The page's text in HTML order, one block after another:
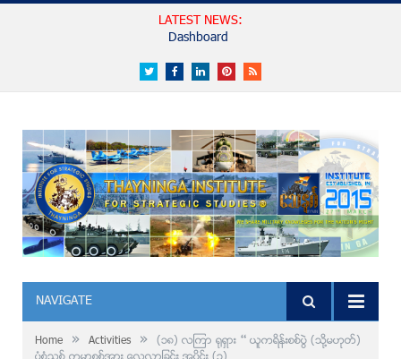
LATEST NEWS:
မျက်မှောက်ခေတ်စစ်ပွဲများ၏ ပြောင်းလဲတိုးတက်လာသောသဘာဝများ
TwitterFacebookLinkedInPinterestRSS
NAVIGATE
Home » Activities »
(၁၈) လၾကာ ႐ုရွား – ယူကရိန္းစစ္ပြဲ (သို႔မဟုတ္)